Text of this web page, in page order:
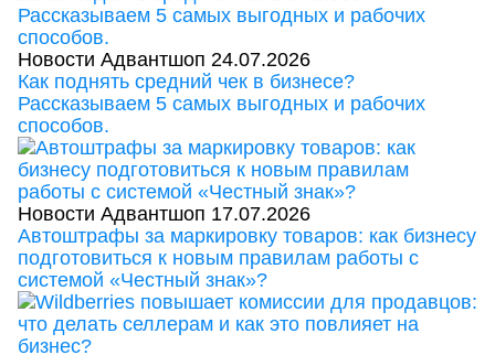
Новости Адвантшоп 24.07.2026
Как поднять средний чек в бизнесе?
Рассказываем 5 самых выгодных и рабочих
способов.
Новости Адвантшоп 17.07.2026
Автоштрафы за маркировку товаров: как бизнесу
подготовиться к новым правилам работы с
системой «Честный знак»?